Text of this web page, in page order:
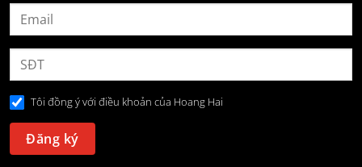
Tôi đồng ý với điều khoản của Hoang Hai